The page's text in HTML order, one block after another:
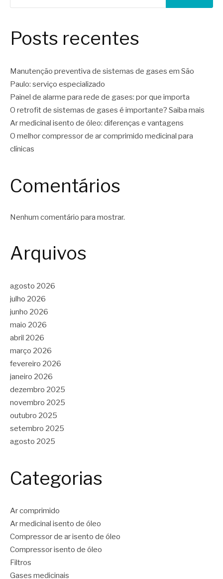
Posts recentes
Manutenção preventiva de sistemas de gases em São
Paulo: serviço especializado
Painel de alarme para rede de gases: por que importa
O retrofit de sistemas de gases é importante? Saiba mais
Ar medicinal isento de óleo: diferenças e vantagens
O melhor compressor de ar comprimido medicinal para
clínicas
Comentários
Nenhum comentário para mostrar.
Arquivos
agosto 2026
julho 2026
junho 2026
maio 2026
abril 2026
março 2026
fevereiro 2026
janeiro 2026
dezembro 2025
novembro 2025
outubro 2025
setembro 2025
agosto 2025
Categorias
Ar comprimido
Ar medicinal isento de óleo
Compressor de ar isento de óleo
Compressor isento de óleo
Filtros
Gases medicinais